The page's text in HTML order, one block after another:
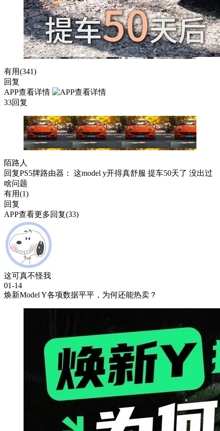
有用(341)
回复
APP查看详情
33回复
陌路人
回复PS5牌路由器 ： 这model y开得真舒服 提车50天了 没出过
啥问题
有用(1)
回复
APP查看更多回复(33)
这可真不怪我
01-14
焕新Model Y各项数据平平，为何还能热卖？